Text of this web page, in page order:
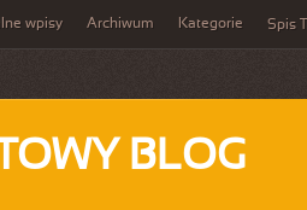
wpisy Archiwum Kategorie Spis
BLOG